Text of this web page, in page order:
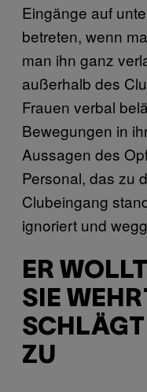
Eingänge auf
betreten, wenn
man ihn ganz
außerhalb des
Frauen verbal
Bewegungen in
Aussagen des
Personal, das zu
Clubeingang
ignoriert und
ER
SIE
SCHLÄGT
ZU